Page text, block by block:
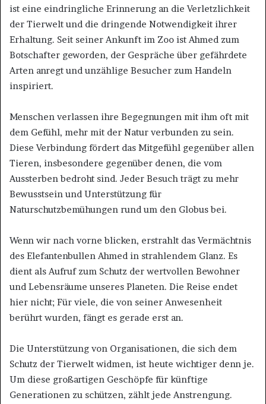
ist eine eindringliche Erinnerung an die Verletzlichkeit
der Tierwelt und die dringende Notwendigkeit ihrer
Erhaltung. Seit seiner Ankunft im Zoo ist Ahmed zum
Botschafter geworden, der Gespräche über gefährdete
Arten anregt und unzählige Besucher zum Handeln
inspiriert.
Menschen verlassen ihre Begegnungen mit ihm oft mit
dem Gefühl, mehr mit der Natur verbunden zu sein.
Diese Verbindung fördert das Mitgefühl gegenüber allen
Tieren, insbesondere gegenüber denen, die vom
Aussterben bedroht sind. Jeder Besuch trägt zu mehr
Bewusstsein und Unterstützung für
Naturschutzbemühungen rund um den Globus bei.
Wenn wir nach vorne blicken, erstrahlt das Vermächtnis
des Elefantenbullen Ahmed in strahlendem Glanz. Es
dient als Aufruf zum Schutz der wertvollen Bewohner
und Lebensräume unseres Planeten. Die Reise endet
hier nicht; Für viele, die von seiner Anwesenheit
berührt wurden, fängt es gerade erst an.
Die Unterstützung von Organisationen, die sich dem
Schutz der Tierwelt widmen, ist heute wichtiger denn je.
Um diese großartigen Geschöpfe für künftige
Generationen zu schützen, zählt jede Anstrengung.